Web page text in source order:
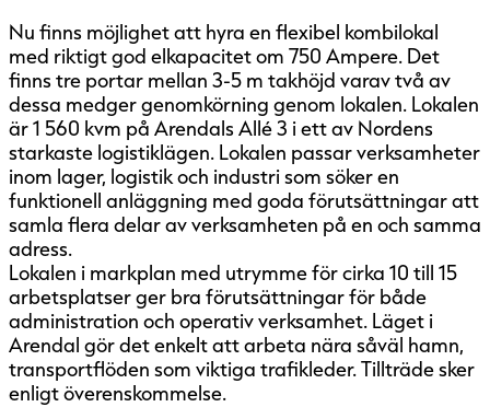
Nu finns möjlighet att hyra en flexibel kombilokal
med riktigt god elkapacitet om 750 Ampere. Det
finns tre portar mellan 3-5 m takhöjd varav två av
dessa medger genomkörning genom lokalen. Lokalen
är 1 560 kvm på Arendals Allé 3 i ett av Nordens
starkaste logistiklägen. Lokalen passar verksamheter
inom lager, logistik och industri som söker en
funktionell anläggning med goda förutsättningar att
samla flera delar av verksamheten på en och samma
adress.
Lokalen i markplan med utrymme för cirka 10 till 15
arbetsplatser ger bra förutsättningar för både
administration och operativ verksamhet. Läget i
Arendal gör det enkelt att arbeta nära såväl hamn,
transportflöden som viktiga trafikleder. Tillträde sker
enligt överenskommelse.